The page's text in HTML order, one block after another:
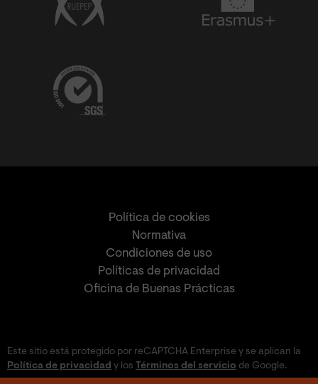
Política de cookies
Normativa
Condiciones de uso
Políticas de privacidad
Oficina de Buenas Prácticas
Este sitio está protegido por reCAPTCHA Enterprise y se aplican la
Política de privacidad y los Términos del servicio de Google.